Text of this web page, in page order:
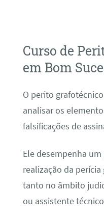
Curso de
em Bom
O perito
analisar os
falsificações de
Ele desempenha
realização da
tanto no âmbito
ou assistente